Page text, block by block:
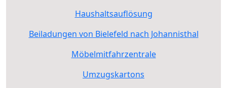
Haushaltsauflösung
Beiladungen von Bielefeld nach Johannisthal
Möbelmitfahrzentrale
Umzugskartons